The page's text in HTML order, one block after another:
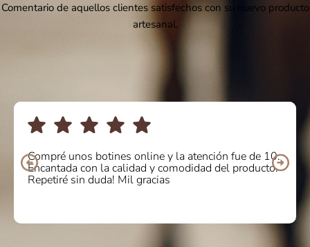
Comentario de aquellos clientes satisfechos con su nuevo producto
artesanal.
Compré unos botines online y la atención fue de 10.
Encantada con la calidad y comodidad del producto.
Repetiré sin duda! Mil gracias